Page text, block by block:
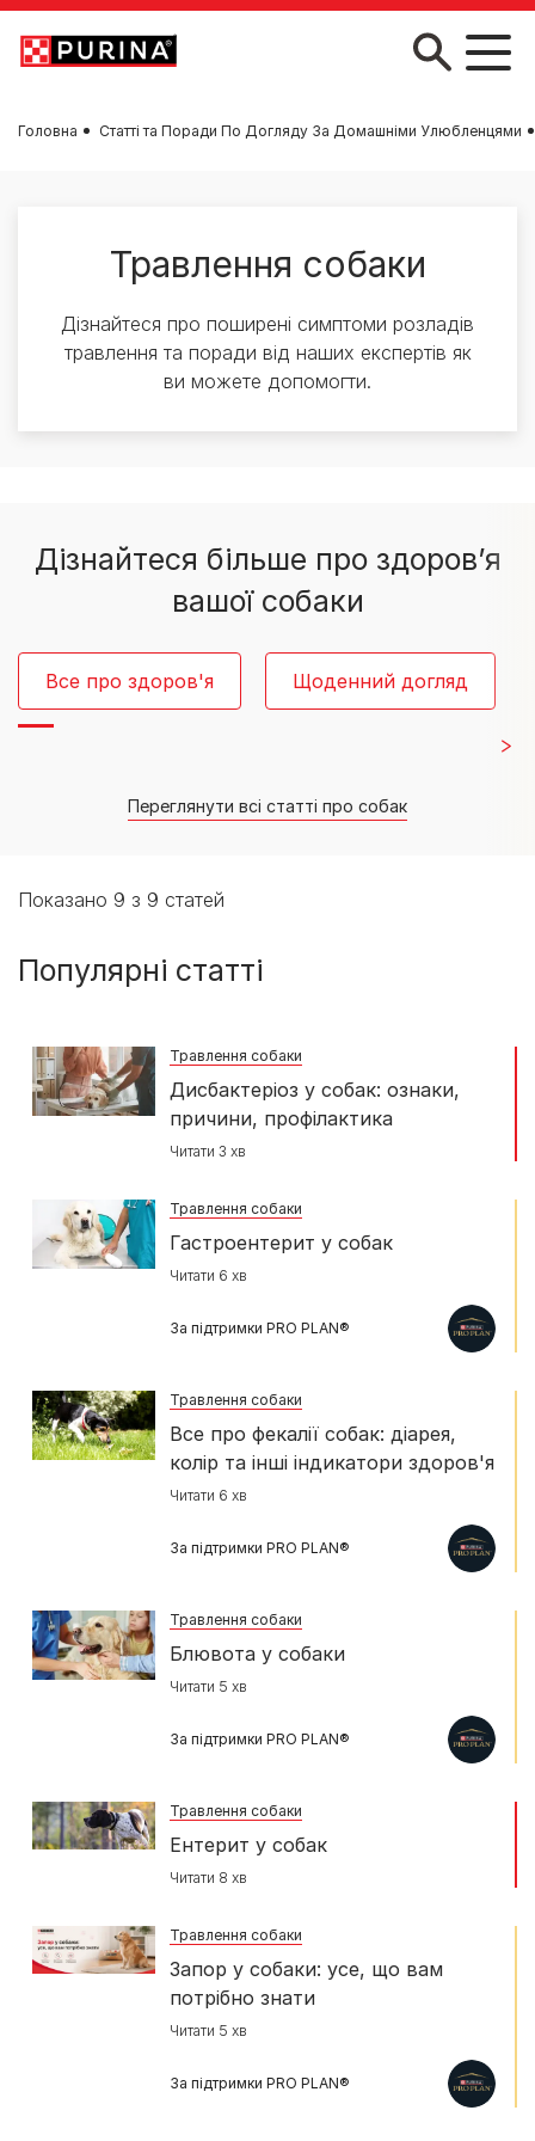
Skip to main content
Головна Статті та Поради По Догляду За Домашніми Улюбленцями
Травлення собаки
Дізнайтеся про поширені симптоми розладів
травлення та поради від наших експертів як
ви можете допомогти.
Дізнайтеся більше про здоров’я
вашої собаки
Все про здоров'я Щоденний догляд
Переглянути всі статті про собак
Показано 9 з 9 статей
Популярні статті
Травлення собаки
Дисбактеріоз у собак: ознаки,
причини, профілактика
Читати 3 хв
Травлення собаки
Гастроентерит у собак
Читати 6 хв
За підтримки PRO PLAN®
Травлення собаки
Все про фекалії собак: діарея,
колір та інші індикатори здоров'я
Читати 6 хв
За підтримки PRO PLAN®
Травлення собаки
Блювота у собаки
Читати 5 хв
За підтримки PRO PLAN®
Травлення собаки
Ентерит у собак
Читати 8 хв
Травлення собаки
Запор у собаки: усе, що вам
потрібно знати
Читати 5 хв
За підтримки PRO PLAN®